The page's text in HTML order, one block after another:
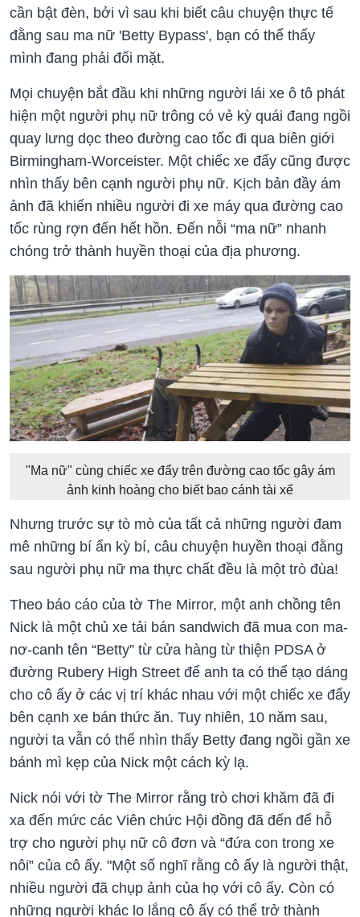
cần bật đèn, bởi vì sau khi biết câu chuyện thực tế
đằng sau ma nữ 'Betty Bypass', bạn có thể thấy
mình đang phải đối mặt.
Mọi chuyện bắt đầu khi những người lái xe ô tô phát
hiện một người phụ nữ trông có vẻ kỳ quái đang ngồi
quay lưng dọc theo đường cao tốc đi qua biên giới
Birmingham-Worceister. Một chiếc xe đẩy cũng được
nhìn thấy bên cạnh người phụ nữ. Kịch bản đầy ám
ảnh đã khiến nhiều người đi xe máy qua đường cao
tốc rùng rợn đến hết hồn. Đến nỗi “ma nữ” nhanh
chóng trở thành huyền thoại của địa phương.
"Ma nữ" cùng chiếc xe đẩy trên đường cao tốc gây ám
ảnh kinh hoàng cho biết bao cánh tài xế
Nhưng trước sự tò mò của tất cả những người đam
mê những bí ẩn kỳ bí, câu chuyện huyền thoại đằng
sau người phụ nữ ma thực chất đều là một trò đùa!
Theo báo cáo của tờ The Mirror, một anh chồng tên
Nick là một chủ xe tải bán sandwich đã mua con ma-
nơ-canh tên “Betty” từ cửa hàng từ thiện PDSA ở
đường Rubery High Street để anh ta có thể tạo dáng
cho cô ấy ở các vị trí khác nhau với một chiếc xe đẩy
bên cạnh xe bán thức ăn. Tuy nhiên, 10 năm sau,
người ta vẫn có thể nhìn thấy Betty đang ngồi gần xe
bánh mì kẹp của Nick một cách kỳ lạ.
Nick nói với tờ The Mirror rằng trò chơi khăm đã đi
xa đến mức các Viên chức Hội đồng đã đến để hỗ
trợ cho người phụ nữ cô đơn và “đứa con trong xe
nôi” của cô ấy. "Một số nghĩ rằng cô ấy là người thật,
nhiều người đã chụp ảnh của họ với cô ấy. Còn có
những người khác lo lắng cô ấy có thể trở thành